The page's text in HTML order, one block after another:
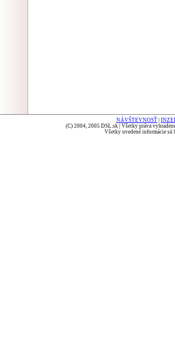
NÁVŠTEVNOSŤ
(C) 2004, 2005 DSL.sk | Všetky práva
Všetky uvedené informácie sú